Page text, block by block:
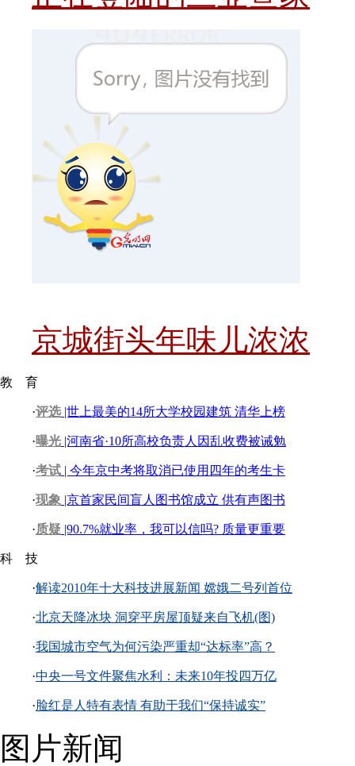
京城街头年味儿浓浓
教 育
·评选 |世上最美的14所大学校园建筑 清华上榜
·曝光 |河南省·10所高校负责人因乱收费被诫勉
·考试 | 今年京中考将取消已使用四年的考生卡
·现象 |京首家民间盲人图书馆成立 供有声图书
·质疑 |90.7%就业率，我可以信吗? 质量更重要
科 技
·解读2010年十大科技进展新闻 嫦娥二号列首位
·北京天降冰块 洞穿平房屋顶疑来自飞机(图)
·我国城市空气为何污染严重却“达标率”高？
·中央一号文件聚焦水利：未来10年投四万亿
·脸红是人特有表情 有助于我们“保持诚实”
图片新闻